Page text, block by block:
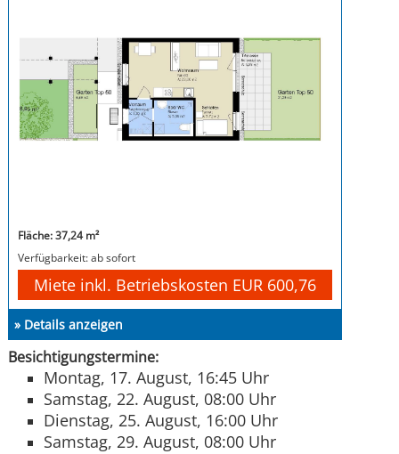
Fläche: 37,24 m²
Verfügbarkeit: ab sofort
Miete inkl. Betriebskosten EUR 600,76
» Details anzeigen
Besichtigungstermine:
Montag, 17. August, 16:45 Uhr
Samstag, 22. August, 08:00 Uhr
Dienstag, 25. August, 16:00 Uhr
Samstag, 29. August, 08:00 Uhr